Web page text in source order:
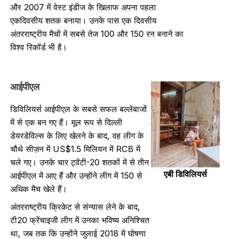
और 2007 में वेस्ट इंडीज के खिलाफ अपना पहला
एकदिवसीय शतक बनाया। उनके पास एक दिवसीय
अंतरराष्ट्रीय मैचों में सबसे तेज 100 और 150 रन बनाने का
विश्व रिकॉर्ड भी है।
आईपीएल
डिविलियर्स आईपीएल के सबसे सफल बल्लेबाजों
में से एक बन गए हैं। मूल रूप से दिल्ली
डेयरडेविल्स के लिए खेलने के बाद, वह लीग के
चौथे सीज़न में US$1.5 मिलियन में RCB में
चले गए। उनके चार ट्वेंटी-20 शतकों में से तीन
आईपीएल में आए हैं और उन्होंने लीग में 150 से
अधिक मैच खेले हैं।
अंतरराष्ट्रीय क्रिकेट से संन्यास लेने के बाद,
टी20 फ्रेंचाइजी लीग में उनका भविष्य अनिश्चित
था, जब तक कि उन्होंने जुलाई 2018 में घोषणा
एबी डिविलियर्स